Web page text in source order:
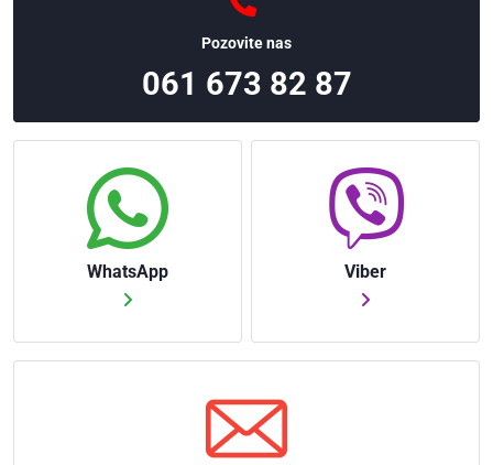
24465322
9118898
(VAUXHALL)
9119177
(VAUXHALL)
9130611
9131831
Pozovite nas
061 673 82 87
WhatsApp Viber